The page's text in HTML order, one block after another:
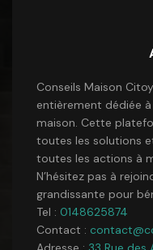
Conseils Maison
entièrement dédiée
maison. Cette
toutes les solutions
toutes les actions à
N’hésitez pas à
grandissante pour
Tel : 0148625874
Contact :